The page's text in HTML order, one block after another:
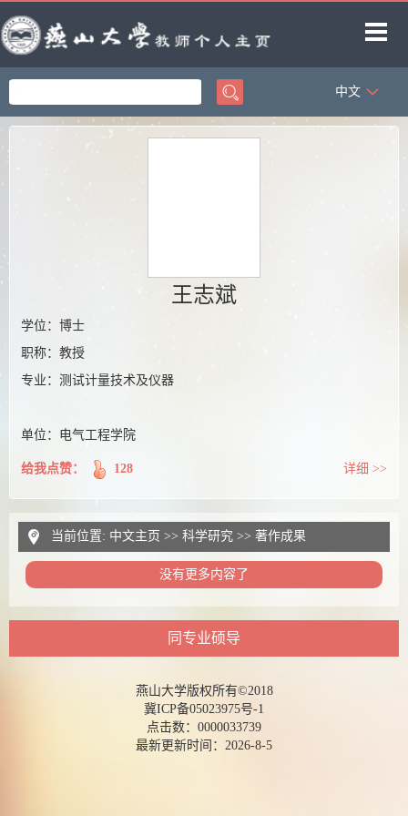
首页
科学研究
中文
王志斌
学位：博士
职称：教授
专业：测试计量技术及仪器
单位：电气工程学院
给我点赞： 128 详细 >>
当前位置: 中文主页 >> 科学研究 >> 著作成果
没有更多内容了
同专业硕导
燕山大学版权所有©2018
冀ICP备05023975号-1
点击数： 0000033739
最新更新时间： 2026-8-5